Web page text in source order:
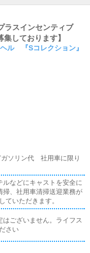
ラスインセンティブ
集しております】
『Sコレクション』
ガソリン代 社用車に限り
などにキャストを安全に
、社用車清掃送迎業務が
ていただきます。
ございません。ライフス
さい